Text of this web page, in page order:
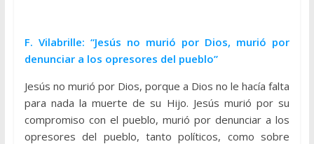
F. Vilabrille: “Jesús no murió por Dios, murió por
denunciar a los opresores del pueblo”
Jesús no murió por Dios, porque a Dios no le hacía falta
para nada la muerte de su Hijo. Jesús murió por su
compromiso con el pueblo, murió por denunciar a los
opresores del pueblo, tanto políticos, como sobre